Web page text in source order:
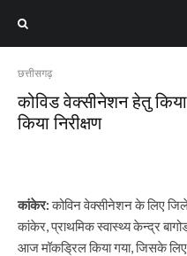
छत्तीसगढ़
कोविड वेक्सीनेशन हेतु
किया निरीक्षण
कांकेर:कोविन वेक्सीनेशन के लिए
कांकेर, प्राथमिक स्वास्थ्य केन्द्र
आज मॉकड्रिल किया गया, जिसके लिए